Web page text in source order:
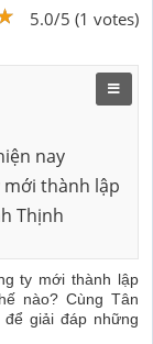
5.0/5 (1 votes)
nay
mới thành lập
Thịnh
ty mới thành lập
nào? Cùng Tân
giải đáp những